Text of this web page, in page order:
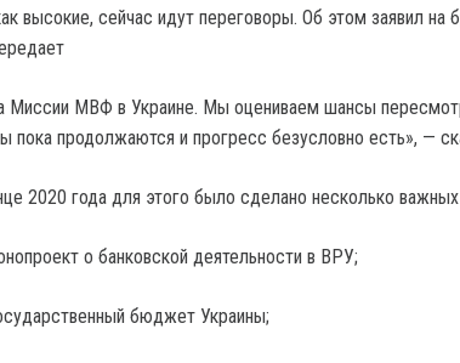
высокие, сейчас идут переговоры. Об этом заявил на
Миссии МВФ в Украине. Мы оцениваем шансы
пока продолжаются и прогресс безусловно есть», —
2020 года для этого было сделано несколько
о банковской деятельности в ВРУ;
бюджет Украины;